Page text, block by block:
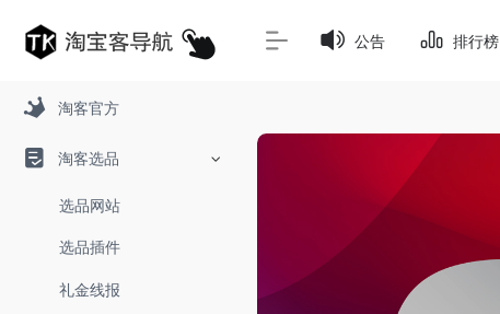
淘客官方
淘客选品
选品网站
选品插件
礼金线报
公告 排行榜